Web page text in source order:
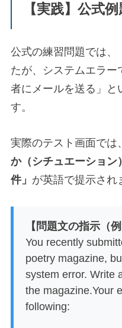
【実践】公式
公式の練習問題では、
たが、システムエラ
者にメールを送る」と
す。
実際のテスト画面では
か（シチュエーション
件」 が英語で提示され
【問題文の指示（例
You recently
poetry magazine,
system error. Write
the magazine.Your
following: